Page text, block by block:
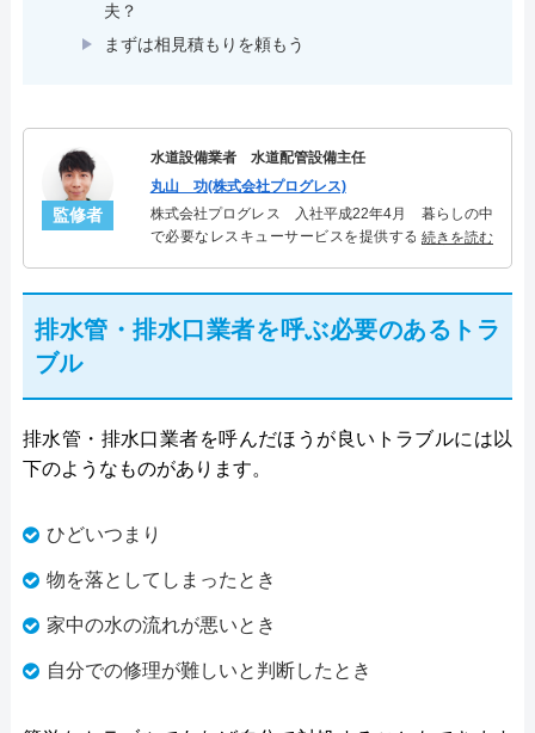
夫？
まずは相見積もりを頼もう
監修者
水道設備業者 水道配管設備主任
丸山 功(株式会社プログレス)
株式会社プログレス 入社平成22年4月 暮らしの中
で必要なレスキューサービスを提供する株式会社プ
シャリスト。
続きを読む
排水管・排水口業者を呼ぶ必要のあるトラ
ブル
排水管・排水口業者を呼んだほうが良いトラブルには以
下のようなものがあります。
ひどいつまり
物を落としてしまったとき
家中の水の流れが悪いとき
自分での修理が難しいと判断したとき